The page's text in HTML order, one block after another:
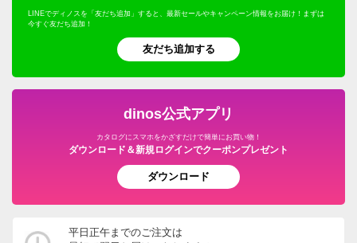
この度はディノスオンラインショップをご利用いた
だきありがとうございます。
努力をしておりますが、イメージと異なってしまっ
たとのこと大変申し訳ございません。
貴重なご意見を参考にさせていただき、今後の商品
開発・改善に努めてまいります。
今後ともディノスをよろしくお願いいたします。
LINEでディノスを「友だち追加」すると、最新セールやキャンペーン情報をお届け！まずは
今すぐ友だち追加！
友だち追加する
dinos公式アプリ
カタログにスマホをかざすだけで簡単にお買い物！
ダウンロード＆新規ログインでクーポンプレゼント
ダウンロード
平日正午までのご注文は